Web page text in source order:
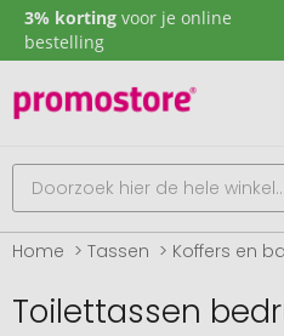
3% korting voor je online
bestelling
Home Tassen Koffers en
Toilettassen